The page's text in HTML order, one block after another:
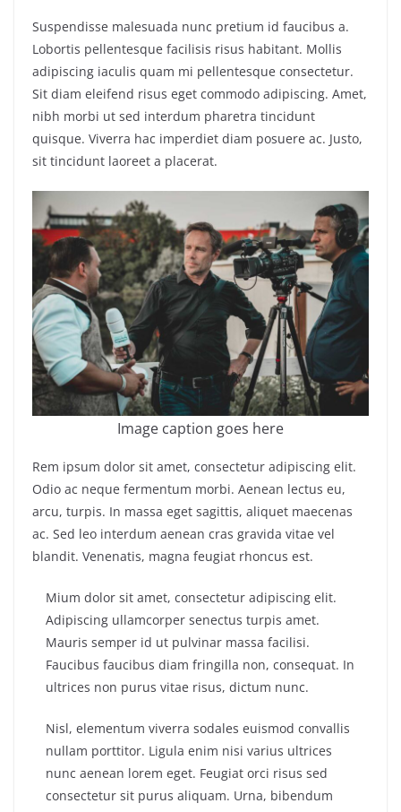
Suspendisse malesuada nunc pretium id faucibus a.
Lobortis pellentesque facilisis risus habitant. Mollis
adipiscing iaculis quam mi pellentesque consectetur.
Sit diam eleifend risus eget commodo adipiscing. Amet,
nibh morbi ut sed interdum pharetra tincidunt
quisque. Viverra hac imperdiet diam posuere ac. Justo,
sit tincidunt laoreet a placerat.
Image caption goes here
Rem ipsum dolor sit amet, consectetur adipiscing elit.
Odio ac neque fermentum morbi. Aenean lectus eu,
arcu, turpis. In massa eget sagittis, aliquet maecenas
ac. Sed leo interdum aenean cras gravida vitae vel
blandit. Venenatis, magna feugiat rhoncus est.
Mium dolor sit amet, consectetur adipiscing elit.
Adipiscing ullamcorper senectus turpis amet.
Mauris semper id ut pulvinar massa facilisi.
Faucibus faucibus diam fringilla non, consequat. In
ultrices non purus vitae risus, dictum nunc.
Nisl, elementum viverra sodales euismod convallis
nullam porttitor. Ligula enim nisi varius ultrices
nunc aenean lorem eget. Feugiat orci risus sed
consectetur sit purus aliquam. Urna, bibendum